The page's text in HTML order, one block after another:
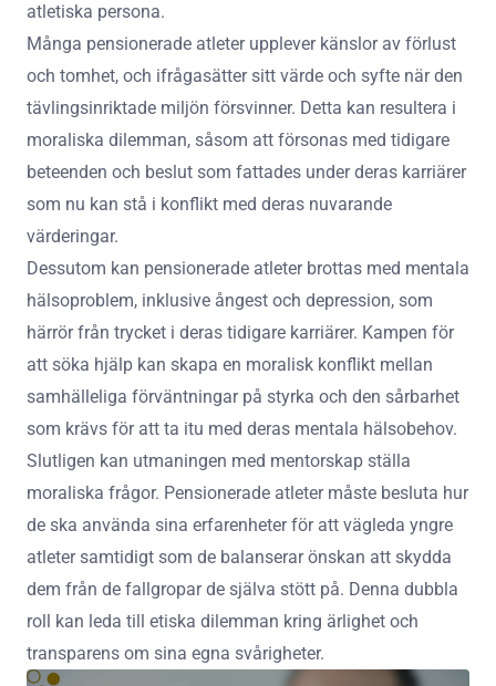
atletiska persona.
Många pensionerade atleter upplever känslor av förlust
och tomhet, och ifrågasätter sitt värde och syfte när den
tävlingsinriktade miljön försvinner. Detta kan resultera i
moraliska dilemman, såsom att försonas med tidigare
beteenden och beslut som fattades under deras karriärer
som nu kan stå i konflikt med deras nuvarande
värderingar.
Dessutom kan pensionerade atleter brottas med mentala
hälsoproblem, inklusive ångest och depression, som
härrör från trycket i deras tidigare karriärer. Kampen för
att söka hjälp kan skapa en moralisk konflikt mellan
samhälleliga förväntningar på styrka och den sårbarhet
som krävs för att ta itu med deras mentala hälsobehov.
Slutligen kan utmaningen med mentorskap ställa
moraliska frågor. Pensionerade atleter måste besluta hur
de ska använda sina erfarenheter för att vägleda yngre
atleter samtidigt som de balanserar önskan att skydda
dem från de fallgropar de själva stött på. Denna dubbla
roll kan leda till etiska dilemman kring ärlighet och
transparens om sina egna svårigheter.